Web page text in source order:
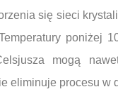
się sieci
poniżej
mogą
eliminuje procesu w